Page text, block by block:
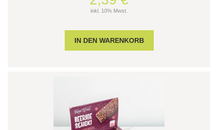
inkl. 10% Mwst.